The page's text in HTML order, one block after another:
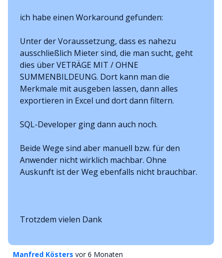
ich habe einen Workaround gefunden:
Unter der Voraussetzung, dass es nahezu
ausschließlich Mieter sind, die man sucht, geht
dies über VETRÄGE MIT / OHNE
SUMMENBILDEUNG. Dort kann man die
Merkmale mit ausgeben lassen, dann alles
exportieren in Excel und dort dann filtern.
SQL-Developer ging dann auch noch.
Beide Wege sind aber manuell bzw. für den
Anwender nicht wirklich machbar. Ohne
Auskunft ist der Weg ebenfalls nicht brauchbar.
Trotzdem vielen Dank
Manfred Kösters vor 6 Monaten